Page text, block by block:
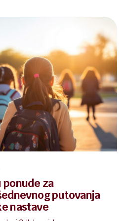
ponude za
putovanja
nastave